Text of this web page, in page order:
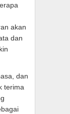
akan
dan
dan
terima